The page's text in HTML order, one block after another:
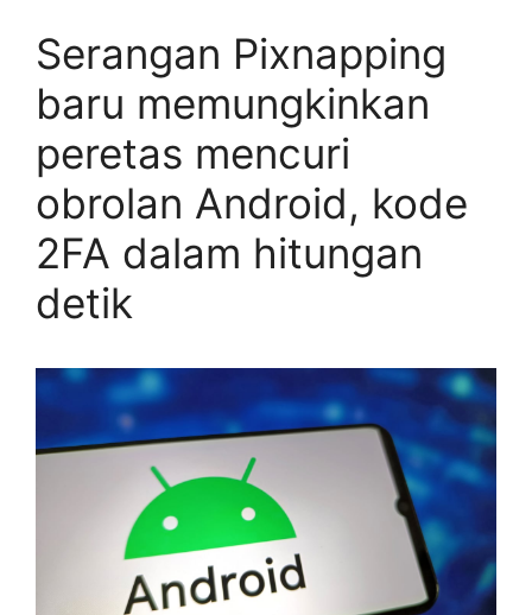
Serangan Pixnapping
baru memungkinkan
peretas mencuri
obrolan Android, kode
2FA dalam hitungan
detik